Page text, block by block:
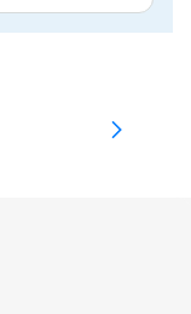
para adoçar